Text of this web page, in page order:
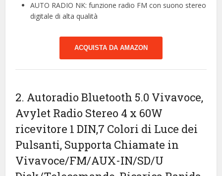
AUTO RADIO NK: funzione radio FM con suono stereo
digitale di alta qualità
ACQUISTA DA AMAZON
2. Autoradio Bluetooth 5.0 Vivavoce,
Avylet Radio Stereo 4 x 60W
ricevitore 1 DIN,7 Colori di Luce dei
Pulsanti, Supporta Chiamate in
Vivavoce/FM/AUX-IN/SD/U